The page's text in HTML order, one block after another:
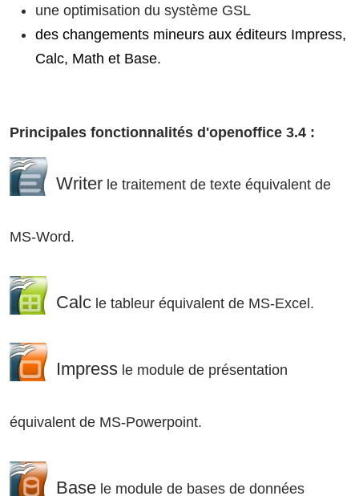
une optimisation du système GSL
des changements mineurs aux éditeurs Impress,
Calc, Math et Base.
Principales fonctionnalités d'openoffice 3.4 :
Writer le traitement de texte équivalent de
MS-Word.
Calc le tableur équivalent de MS-Excel.
Impress le module de présentation
équivalent de MS-Powerpoint.
Base le module de bases de données